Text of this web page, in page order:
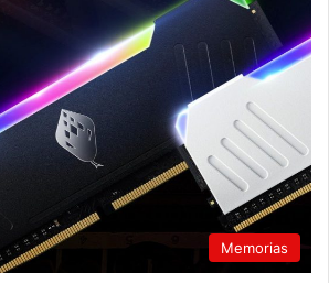
Memorias